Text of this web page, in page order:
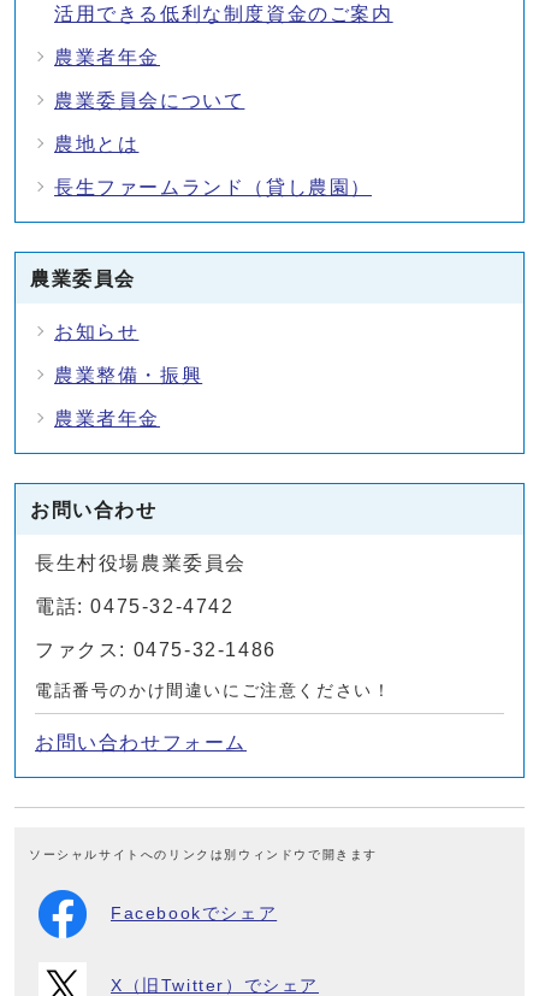
活用できる低利な制度資金のご案内
農業者年金
農業委員会について
農地とは
長生ファームランド（貸し農園）
農業委員会
お知らせ
農業整備・振興
農業者年金
お問い合わせ
長生村役場農業委員会
電話: 0475-32-4742
ファクス: 0475-32-1486
電話番号のかけ間違いにご注意ください！
お問い合わせフォーム
ソーシャルサイトへのリンクは別ウィンドウで開きます
Facebookでシェア
X（旧Twitter）でシェア